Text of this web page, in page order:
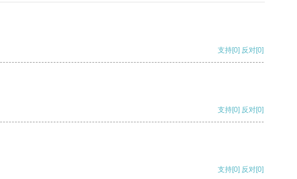
支持[0] 反对[0]
支持[0] 反对[0]
支持[0] 反对[0]